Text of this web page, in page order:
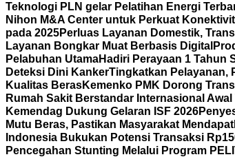
Teknologi PLN gelar Pelatihan Energi
Nihon M&A Center untuk Perkuat
pada 2025Perluas Layanan Domestik,
Layanan Bongkar Muat Berbasis Digital
Pelabuhan UtamaHadiri Perayaan 1 Tahun
Deteksi Dini KankerTingkatkan Pelayanan,
Kualitas BerasKemenko PMK Dorong
Rumah Sakit Berstandar Internasional
Kemendag Dukung Gelaran ISF 2026
Mutu Beras, Pastikan Masyarakat
Indonesia Bukukan Potensi Transaksi
Pencegahan Stunting Melalui Program